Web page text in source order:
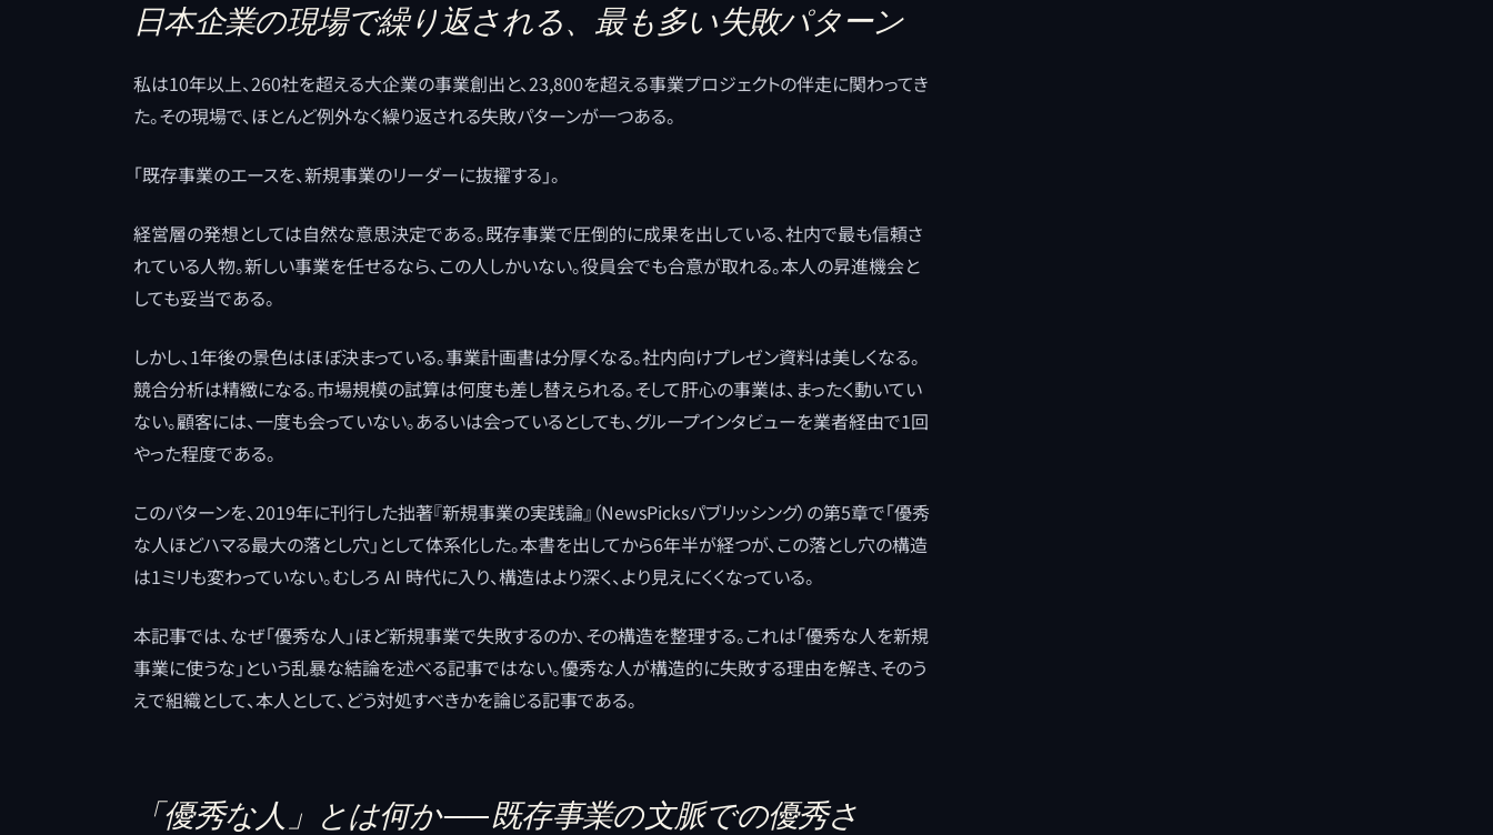
日本企業の現場で繰り返される、最も多い失敗パターン
私は10年以上、260社を超える大企業の事業創出と、23,800を超える事業プロジェクトの伴走に関わってき
た。その現場で、ほとんど例外なく繰り返される失敗パターンが一つある。
「既存事業のエースを、新規事業のリーダーに抜擢する」。
経営層の発想としては自然な意思決定である。既存事業で圧倒的に成果を出している、社内で最も信頼さ
れている人物。新しい事業を任せるなら、この人しかいない。役員会でも合意が取れる。本人の昇進機会と
しても妥当である。
しかし、1年後の景色はほぼ決まっている。事業計画書は分厚くなる。社内向けプレゼン資料は美しくなる。
競合分析は精緻になる。市場規模の試算は何度も差し替えられる。そして肝心の事業は、まったく動いてい
ない。顧客には、一度も会っていない。あるいは会っているとしても、グループインタビューを業者経由で1回
やった程度である。
このパターンを、2019年に刊行した拙著『新規事業の実践論』（NewsPicksパブリッシング）の第5章で「優秀
な人ほどハマる最大の落とし穴」として体系化した。本書を出してから6年半が経つが、この落とし穴の構造
は1ミリも変わっていない。むしろ AI 時代に入り、構造はより深く、より見えにくくなっている。
本記事では、なぜ「優秀な人」ほど新規事業で失敗するのか、その構造を整理する。これは「優秀な人を新規
事業に使うな」という乱暴な結論を述べる記事ではない。優秀な人が構造的に失敗する理由を解き、そのう
えで組織として、本人として、どう対処すべきかを論じる記事である。
「優秀な人」とは何か ── 既存事業の文脈での優秀さ